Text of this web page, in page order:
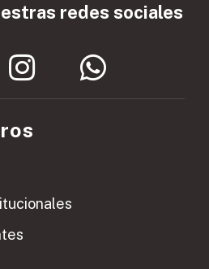
redes sociales